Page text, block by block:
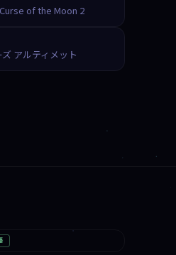
of the Moon 2
アルティメット
Bedrock Edition（マイ